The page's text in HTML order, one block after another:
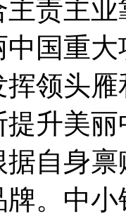
责主
国重
领头
升美
自身
。中